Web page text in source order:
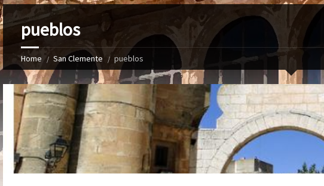
pueblos
Home San Clemente pueblos